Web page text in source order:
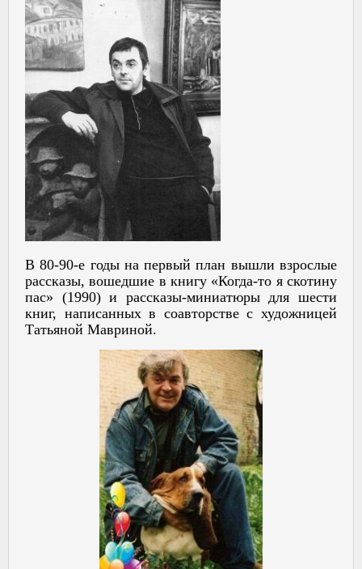
В 80-90-е годы на первый план вышли взрослые
рассказы, вошедшие в книгу «Когда-то я скотину
пас» (1990) и рассказы-миниатюры для шести
книг, написанных в соавторстве с художницей
Татьяной Мавриной.